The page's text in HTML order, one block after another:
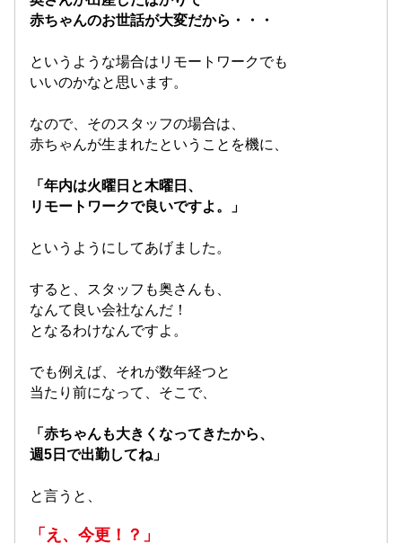
赤ちゃんのお世話が大変だから・・・
というような場合はリモートワークでも
いいのかなと思います。
なので、そのスタッフの場合は、
赤ちゃんが生まれたということを機に、
「年内は火曜日と木曜日、
リモートワークで良いですよ。」
というようにしてあげました。
すると、スタッフも奥さんも、
なんて良い会社なんだ！
となるわけなんですよ。
でも例えば、それが数年経つと
当たり前になって、そこで、
「赤ちゃんも大きくなってきたから、
週5日で出勤してね」
と言うと、
「え、今更！？」